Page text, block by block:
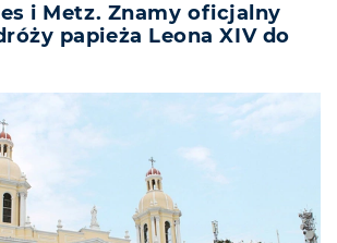
i Metz. Znamy oficjalny
papieża Leona XIV do